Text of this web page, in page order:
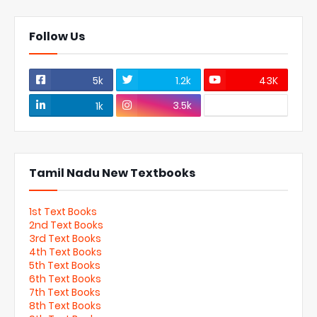
Follow Us
5k 1.2k
43K
1k
3.5k
Tamil Nadu New Textbooks
1st Text Books
2nd Text Books
3rd Text Books
4th Text Books
5th Text Books
6th Text Books
7th Text Books
8th Text Books